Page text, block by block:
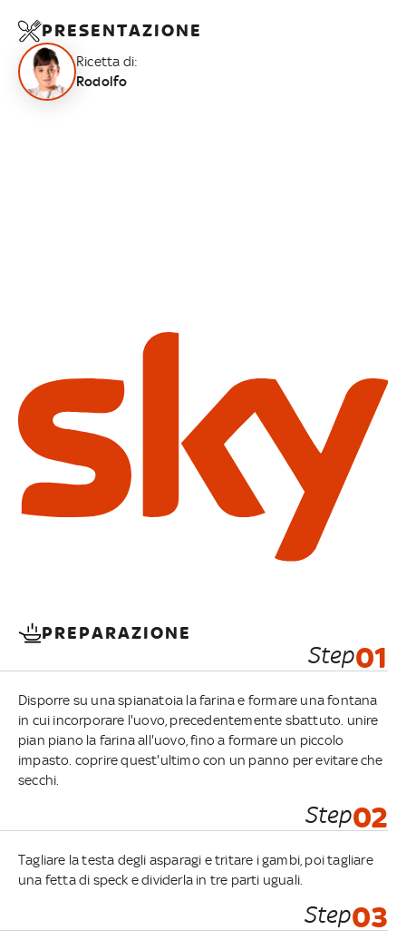
PRESENTAZIONE
Ricetta di:
Rodolfo
PREPARAZIONE
Step01
Disporre su una spianatoia la farina e formare una fontana
in cui incorporare l'uovo, precedentemente sbattuto. unire
pian piano la farina all'uovo, fino a formare un piccolo
impasto. coprire quest'ultimo con un panno per evitare che
secchi.
Step02
Tagliare la testa degli asparagi e tritare i gambi, poi tagliare
una fetta di speck e dividerla in tre parti uguali.
Step03